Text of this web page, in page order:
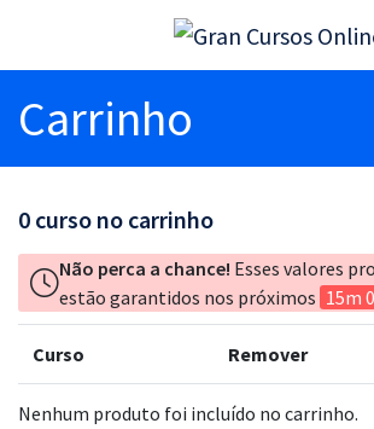
Carrinho
0 curso no carrinho
Não perca a chance! Esses valores
estão garantidos nos próximos 15m
Curso Remover
Nenhum produto foi incluído no carrinho.